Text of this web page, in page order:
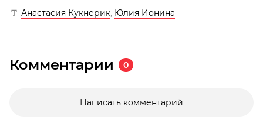
Анастасия Кукнерик, Юлия Ионина
Комментарии 0
Написать комментарий